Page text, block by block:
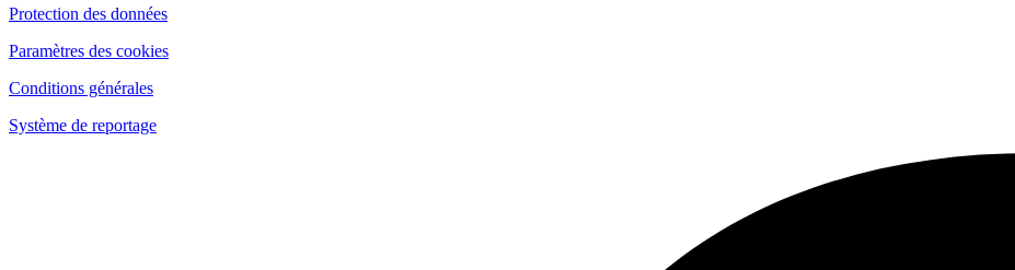
Protection des données
Paramètres des cookies
Conditions générales
Système de reportage